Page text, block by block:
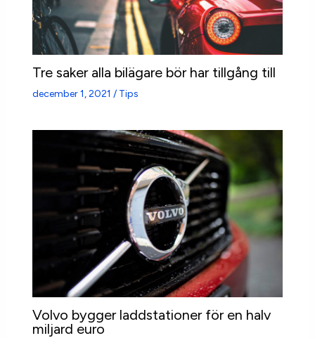
Tre saker alla bilägare bör har tillgång till
december 1, 2021 / Tips
Volvo bygger laddstationer för en halv
miljard euro